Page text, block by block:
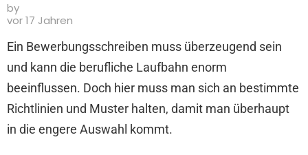
by
vor 17 Jahren
Ein Bewerbungsschreiben muss überzeugend sein
und kann die berufliche Laufbahn enorm
beeinflussen. Doch hier muss man sich an bestimmte
Richtlinien und Muster halten, damit man überhaupt
in die engere Auswahl kommt.